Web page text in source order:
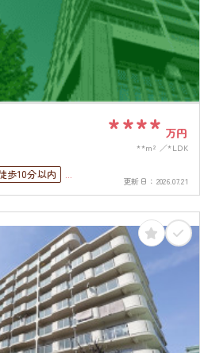
**** 万円
**m² *LDK
歩10分以内
上下水道完備
更新日： 2026.07.21